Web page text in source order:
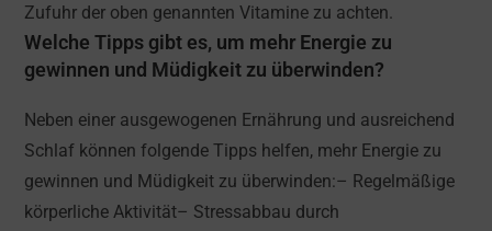
Zufuhr der oben genannten Vitamine zu achten.
Welche Tipps gibt es, um mehr Energie zu
gewinnen und Müdigkeit zu überwinden?
Neben einer ausgewogenen Ernährung und ausreichend
Schlaf können folgende Tipps helfen, mehr Energie zu
gewinnen und Müdigkeit zu überwinden:– Regelmäßige
körperliche Aktivität– Stressabbau durch